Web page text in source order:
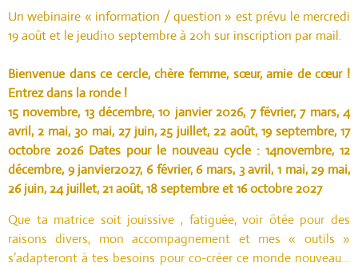
Un webinaire « information / question » est prévu le mercredi
19 août et le jeudi10 septembre à 20h sur inscription par mail.
Bienvenue dans ce cercle, chère femme, sœur, amie de cœur !
Entrez dans la ronde !
15 novembre, 13 décembre, 10 janvier 2026, 7 février, 7 mars, 4
avril, 2 mai, 30 mai, 27 juin, 25 juillet, 22 août, 19 septembre, 17
octobre 2026 Dates pour le nouveau cycle : 14novembre, 12
décembre, 9 janvier2027, 6 février, 6 mars, 3 avril, 1 mai, 29 mai,
26 juin, 24 juillet, 21 août, 18 septembre et 16 octobre 2027
Que ta matrice soit jouissive , fatiguée, voir ôtée pour des
raisons divers, mon accompagnement et mes « outils »
s’adapteront à tes besoins pour co-créer ce monde nouveau…